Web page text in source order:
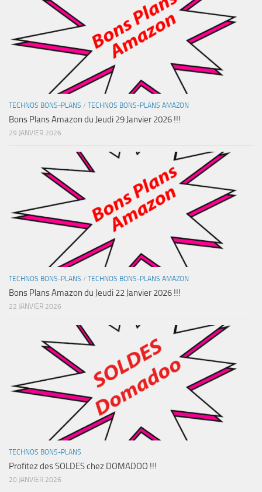
TECHNOS BONS-PLANS / TECHNOS BONS-PLANS AMAZON
Bons Plans Amazon du Jeudi 29 Janvier 2026 !!!
29 JANVIER 2026
TECHNOS BONS-PLANS / TECHNOS BONS-PLANS AMAZON
Bons Plans Amazon du Jeudi 22 Janvier 2026 !!!
22 JANVIER 2026
TECHNOS BONS-PLANS
Profitez des SOLDES chez DOMADOO !!!
20 JANVIER 2026